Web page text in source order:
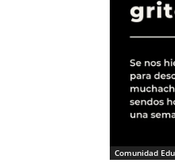
Comunidad